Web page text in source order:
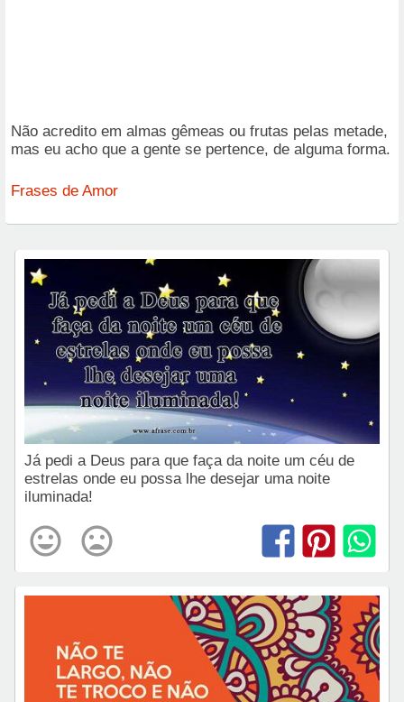
Não acredito em almas gêmeas ou frutas pelas metade,
mas eu acho que a gente se pertence, de alguma forma.
Frases de Amor
Já pedi a Deus para que faça da noite um céu de
estrelas onde eu possa lhe desejar uma noite
iluminada!